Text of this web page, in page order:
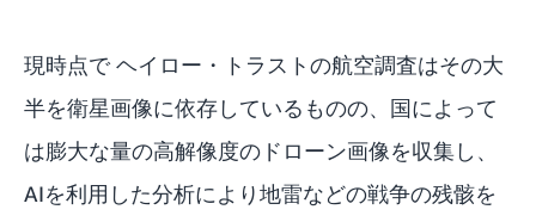
現時点で ヘイロー・トラストの航空調査はその大
半を衛星画像に依存しているものの、国によって
は膨大な量の高解像度のドローン画像を収集し、
AIを利用した分析により地雷などの戦争の残骸を